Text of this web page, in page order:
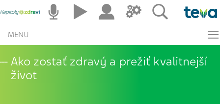
MENU
Ako zostať zdravý a prežiť kvalitnejší
život